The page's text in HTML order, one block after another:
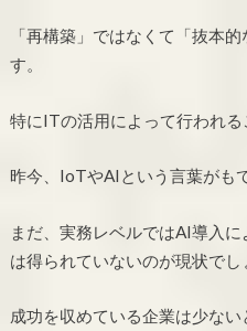
「再構築」ではなくて「抜本
す。
特にITの活用によって行われる
昨今、IoTやAIという言葉がも
まだ、実務レベルではAI導入
は得られていないのが現状でし
成功を収めている企業は少ない